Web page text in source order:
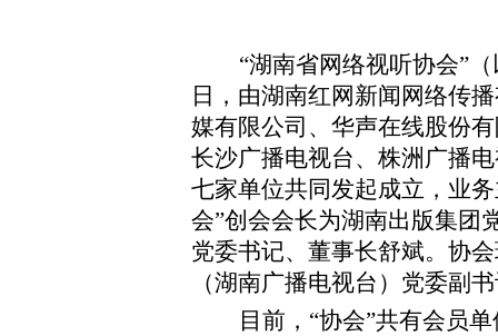
“湖南省网络视听协会”
日，由湖南红网新闻网络传
媒有限公司、华声在线股份
长沙广播电视台、株洲广播
七家单位共同发起成立，业
会”创会会长为湖南出版集团
党委书记、董事长舒斌。协
（湖南广播电视台）党委副
目前， “协会”共有会员